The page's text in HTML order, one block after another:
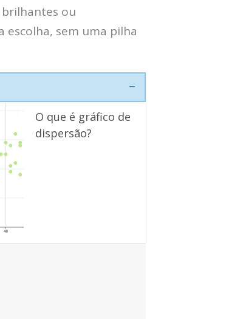
ou
escolha, sem uma pilha
O que é gráfico de
dispersão?